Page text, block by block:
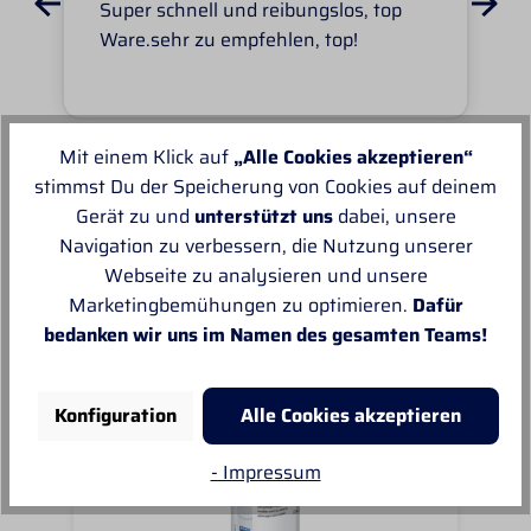
Super schnell und reibungslos, top
Ware.sehr zu empfehlen, top!
Unsere Empfehlungen
Mit einem Klick auf „Alle Cookies akzeptieren“
stimmst Du der Speicherung von Cookies auf deinem
Gerät zu und unterstützt unsdabei, unsere
Navigation zu verbessern, die Nutzung unserer
Webseite zu analysieren und unsere
Marketingbemühungen zu optimieren. Dafür
bedanken wir uns im Namen des gesamten Teams!
Konfiguration
Alle Cookies akzeptieren
- Impressum